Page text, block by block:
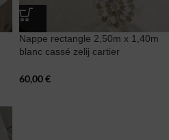
Nappe rectangle 2,50m x 1,40m
blanc cassé zelij cartier
60,00€